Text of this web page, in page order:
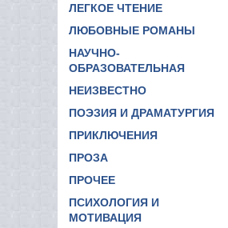
ЛЕГКОЕ ЧТЕНИЕ
ЛЮБОВНЫЕ РОМАНЫ
НАУЧНО-
ОБРАЗОВАТЕЛЬНАЯ
НЕИЗВЕСТНО
ПОЭЗИЯ И ДРАМАТУРГИЯ
ПРИКЛЮЧЕНИЯ
ПРОЗА
ПРОЧЕЕ
ПСИХОЛОГИЯ И
МОТИВАЦИЯ